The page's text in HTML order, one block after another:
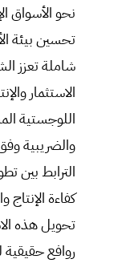
نحو الأسواق
تحسين بيئة
شاملة تعزز
الاستثمار
اللوجستية
والضريبية
الترابط بين
كفاءة
تحويل هذه
روافع حقيقية